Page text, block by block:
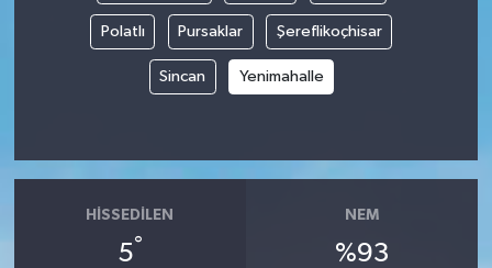
Polatlı Pursaklar Şereflikoçhisar
Sincan Yenimahalle
HISSEDILEN
5°
NEM
%93